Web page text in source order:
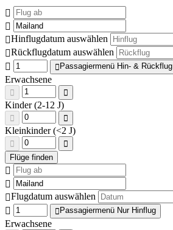
Hinflugdatum auswählen
Rückflugdatum auswählen
Passagiermenü Hin- & Rückflug
Erwachsene
Kinder (2-12 J)
Kleinkinder (<2 J)
Flugdatum auswählen
Passagiermenü Nur Hinflug
Erwachsene